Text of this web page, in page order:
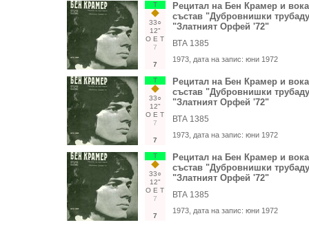
Т
33○
12"
О Е Т
7
7
Рецитал на Бен Крамер и
състав "Дубровнишки
"Златният Орфей '72"
ВТА 1385
1973 , дата на запис: юни 1972
Т
33○
12"
О Е Т
7
7
Рецитал на Бен Крамер и
състав "Дубровнишки
"Златният Орфей '72"
ВТА 1385
1973 , дата на запис: юни 1972
Т
33○
12"
О Е Т
7
7
Рецитал на Бен Крамер и
състав "Дубровнишки
"Златният Орфей '72"
ВТА 1385
1973 , дата на запис: юни 1972